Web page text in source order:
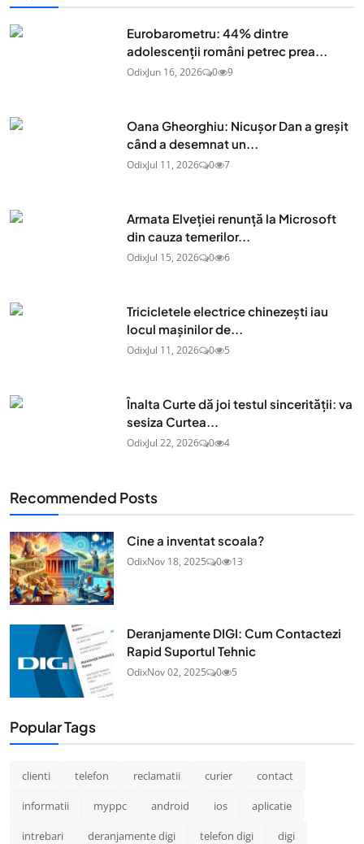
Eurobarometru: 44% dintre
adolescenţii români petrec prea...
OdixJun 16, 2026 0 9
Oana Gheorghiu: Nicușor Dan a greșit
când a desemnat un...
OdixJul 11, 2026 0 7
Armata Elveției renunță la Microsoft
din cauza temerilor...
OdixJul 15, 2026 0 6
Tricicletele electrice chinezești iau
locul mașinilor de...
OdixJul 11, 2026 0 5
Înalta Curte dă joi testul sincerității: va
sesiza Curtea...
OdixJul 22, 2026 0 4
Recommended Posts
Cine a inventat scoala?
OdixNov 18, 2025 0 13
Deranjamente DIGI: Cum Contactezi
Rapid Suportul Tehnic
OdixNov 02, 2025 0 5
Popular Tags
clienti telefon reclamatii curier contact
informatii myppc android ios aplicatie
intrebari deranjamente digi telefon digi digi